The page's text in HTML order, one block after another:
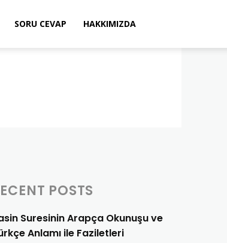
SORU CEVAP HAKKIMIZDA
POSTS
Suresinin Arapça Okunuşu ve
Anlamı ile Faziletleri